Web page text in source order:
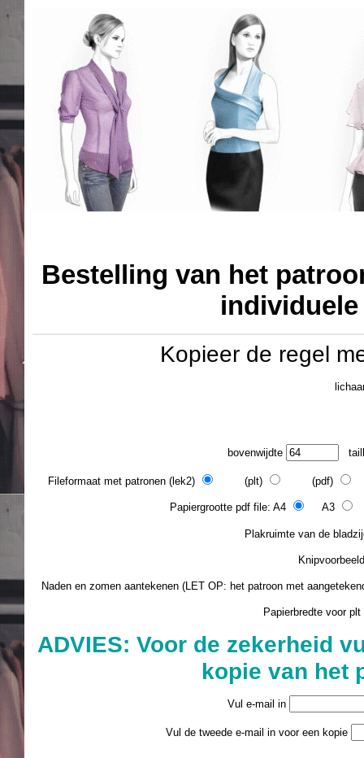
Bestelling van het
Kopieer de regel
bovenwijdte
Fileformaat met patronen (lek2) (plt) (pdf)
Papiergrootte pdf file: A4 A3
Plakruimte van de
Naden en zomen aantekenen (LET OP: het patroon met
Papierbredte voor
ADVIES: Voor de zekerheid
kopie van het
Vul e-mail in
Vul de tweede e-mail in voor een kopie